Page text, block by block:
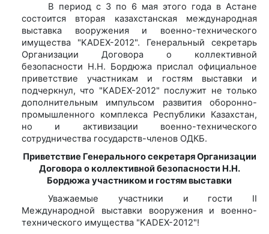
В период с 3 по 6 мая этого года в Астане
состоится вторая казахстанская международная
выставка вооружения и военно-технического
имущества "KADEX-2012". Генеральный секретарь
Организации Договора о коллективной
безопасности Н.Н. Бордюжа прислал официальное
приветствие участникам и гостям выставки и
подчеркнул, что "KADEX-2012" послужит не только
дополнительным импульсом развития оборонно-
промышленного комплекса Республики Казахстан,
но и активизации военно-технического
сотрудничества государств-членов ОДКБ.
Приветствие Генерального секретаря Организации
Договора о коллективной безопасности Н.Н.
Бордюжа участником и гостям выставки
Уважаемые участники и гости II
Международной выставки вооружения и военно-
технического имущества "KADEX-2012"!